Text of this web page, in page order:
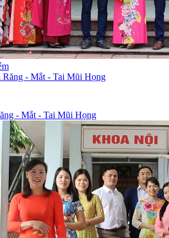
- Mắt - Tai Mũi Họng